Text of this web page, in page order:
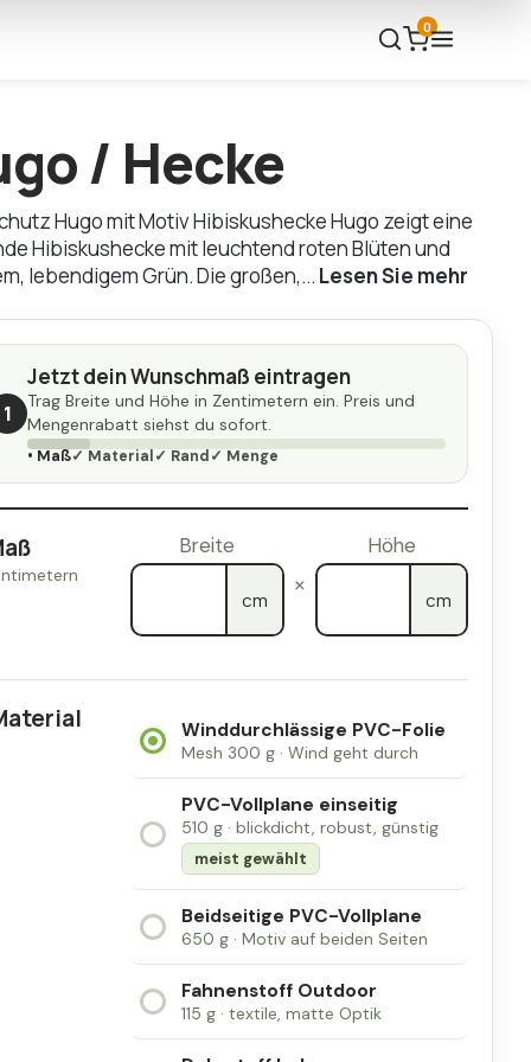
0
/ Hecke
Hugo mit Motiv Hibiskushecke Hugo zeigt eine
Hibiskushecke mit leuchtend roten Blüten und
lebendigem Grün. Die großen,... Lesen Sie mehr
1
Jetzt dein Wunschmaß eintragen
Trag Breite und Höhe in Zentimetern ein. Preis und
Mengenrabatt siehst du sofort.
• Maß✓ Material✓ Rand✓ Menge
Breite
cm ×
Höhe
cm
Winddurchlässige PVC-Folie
Mesh 300 g · Wind geht durch
PVC-Vollplane einseitig
510 g · blickdicht, robust, günstig
meist gewählt
Beidseitige PVC-Vollplane
650 g · Motiv auf beiden Seiten
Fahnenstoff Outdoor
115 g · textile, matte Optik